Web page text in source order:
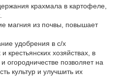
крахмала в картофеле,
магния из почвы, повышает
удобрения в с/х
крестьянских хозяйствах, в
огородничестве позволяет на
культур и улучшить их